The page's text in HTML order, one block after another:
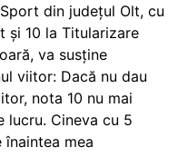
din județul Olt, cu
și 10 la Titularizare
va susține
viitor: Dacă nu dau
nota 10 nu mai
lucru. Cineva cu 5
mea